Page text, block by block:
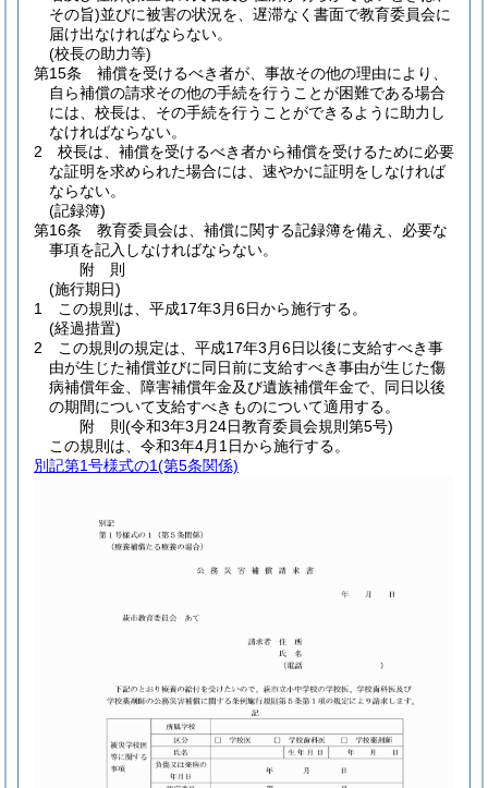
その旨)並びに被害の状況を、遅滞なく書面で教育委員会に
届け出なければならない。
(校長の助力等)
第15条
補償を受けるべき者が、事故その他の理由により、
自ら補償の請求その他の手続を行うことが困難である場合
には、校長は、その手続を行うことができるように助力し
なければならない。
2
校長は、補償を受けるべき者から補償を受けるために必要
な証明を求められた場合には、速やかに証明をしなければ
ならない。
(記録簿)
第16条
教育委員会は、補償に関する記録簿を備え、必要な
事項を記入しなければならない。
附 則
(施行期日)
1
この規則は、平成17年3月6日から施行する。
(経過措置)
2
この規則の規定は、平成17年3月6日以後に支給すべき事
由が生じた補償並びに同日前に支給すべき事由が生じた傷
病補償年金、障害補償年金及び遺族補償年金で、同日以後
の期間について支給すべきものについて適用する。
附 則(令和3年3月24日教育委員会規則第5号)
この規則は、令和3年4月1日から施行する。
別記第1号様式の1(第5条関係)